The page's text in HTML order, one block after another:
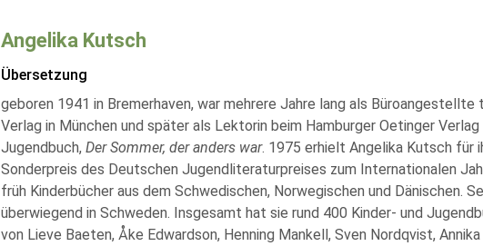
Angelika Kutsch
Übersetzung
geboren 1941 in Bremerhaven, war mehrere Jahre lang als
Verlag in München und später als Lektorin beim Hamburger Oetinger
Jugendbuch, Der Sommer, der anders war. 1975 erhielt Angelika Kutsch für
Sonderpreis des Deutschen Jugendliteraturpreises zum Internationalen
früh Kinderbücher aus dem Schwedischen, Norwegischen und Dänischen.
überwiegend in Schweden. Insgesamt hat sie rund 400 Kinder- und
von Lieve Baeten, Åke Edwardson, Henning Mankell, Sven Nordqvist,